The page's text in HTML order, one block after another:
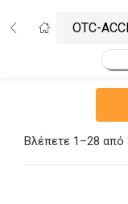
Εισάγετε το
Να με θυμάσαι!
Βλέπετε 1–28 από